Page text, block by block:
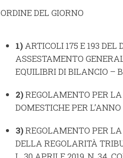
ORDINE DEL GIORNO
1)ARTICOLI 175 E 193 DEL
ASSESTAMENTO
EQUILIBRI DI BILANCIO –
2)REGOLAMENTO PER
DOMESTICHE PER
3)REGOLAMENTO PER
DELLA REGOLARITÀ